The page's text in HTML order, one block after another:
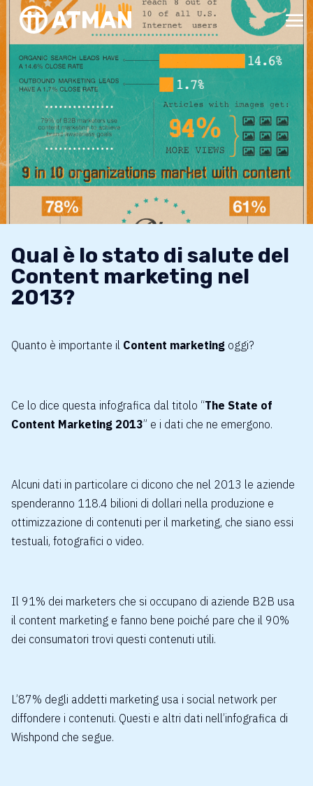
Qual è lo stato di salute del
Content marketing nel
2013?
Quanto è importante il Content marketing oggi?
Ce lo dice questa infografica dal titolo “The State of
Content Marketing 2013” e i dati che ne emergono.
Alcuni dati in particolare ci dicono che nel 2013 le aziende
spenderanno 118.4 bilioni di dollari nella produzione e
ottimizzazione di contenuti per il marketing, che siano essi
testuali, fotografici o video.
Il 91% dei marketers che si occupano di aziende B2B usa
il content marketing e fanno bene poiché pare che il 90%
dei consumatori trovi questi contenuti utili.
L’87% degli addetti marketing usa i social network per
diffondere i contenuti. Questi e altri dati nell’infografica di
Wishpond che segue.